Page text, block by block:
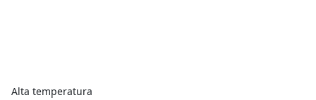
Alta temperatura